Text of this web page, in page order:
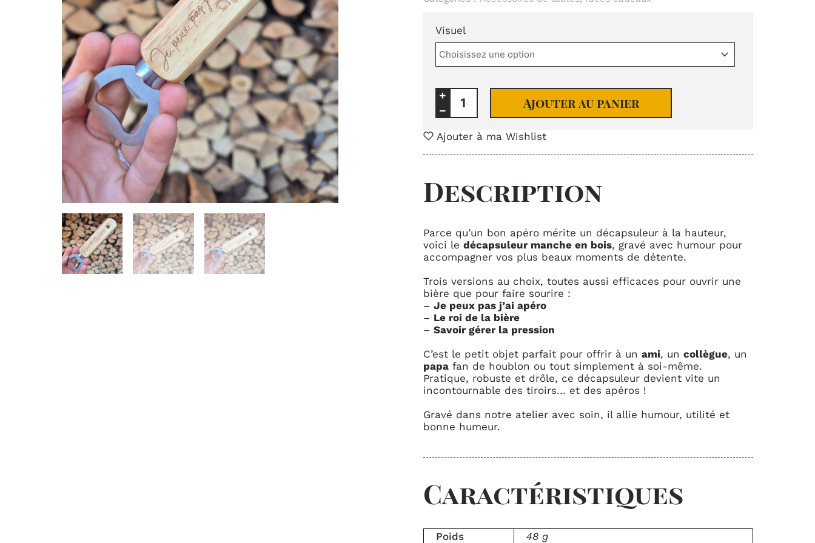
Visuel
de
Décapsuleur
manche
Ajouter au panier
Ajouter à ma Wishlist
Description
Parce qu’un bon apéro mérite un décapsuleur à la hauteur,
voici le décapsuleur manche en bois, gravé avec humour pour
accompagner vos plus beaux moments de détente.
Trois versions au choix, toutes aussi efficaces pour ouvrir une
bière que pour faire sourire :
– Je peux pas j’ai apéro
– Le roi de la bière
– Savoir gérer la pression
C’est le petit objet parfait pour offrir à un ami, un collègue, un
papa fan de houblon ou tout simplement à soi-même.
Pratique, robuste et drôle, ce décapsuleur devient vite un
incontournable des tiroirs… et des apéros !
Gravé dans notre atelier avec soin, il allie humour, utilité et
bonne humeur.
Caractéristiques
Poids 48 g